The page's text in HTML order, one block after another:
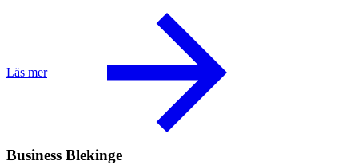
Läs mer
Business Blekinge